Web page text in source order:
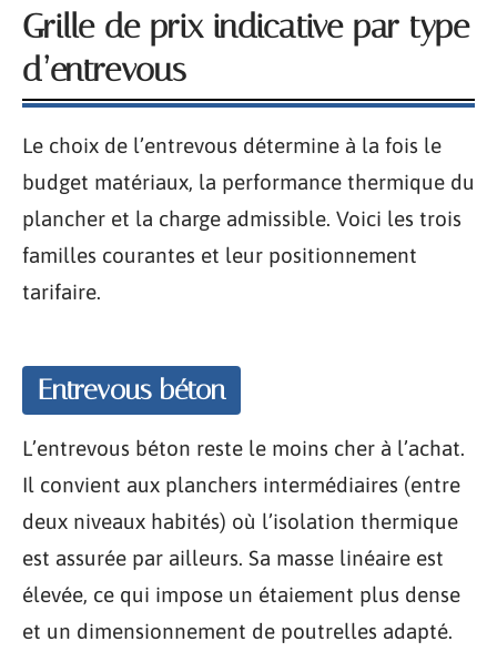
Grille de prix indicative par type
d’entrevous
Le choix de l’entrevous détermine à la fois le
budget matériaux, la performance thermique du
plancher et la charge admissible. Voici les trois
familles courantes et leur positionnement
tarifaire.
Entrevous béton
L’entrevous béton reste le moins cher à l’achat.
Il convient aux planchers intermédiaires (entre
deux niveaux habités) où l’isolation thermique
est assurée par ailleurs. Sa masse linéaire est
élevée, ce qui impose un étaiement plus dense
et un dimensionnement de poutrelles adapté.